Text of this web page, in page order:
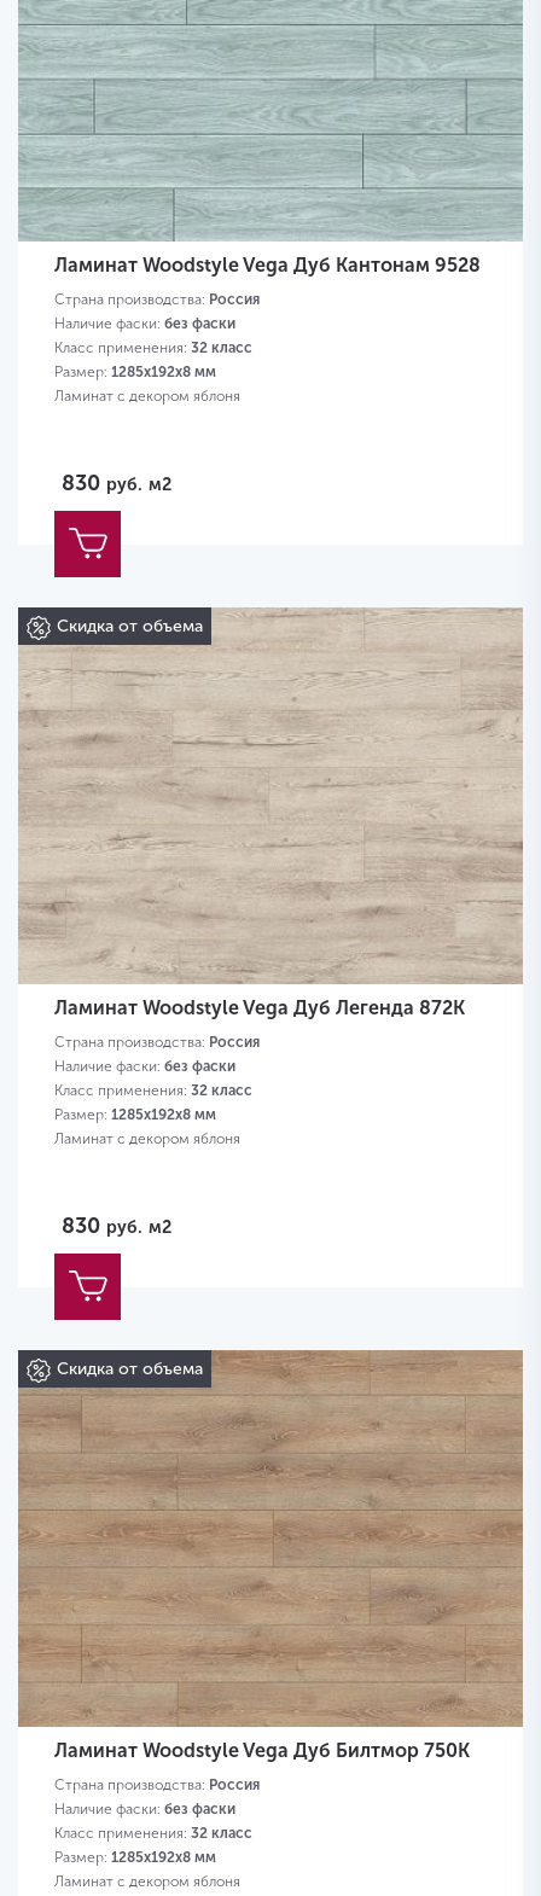
Ламинат Woodstyle Vega Дуб Кантонам 9528
Страна производства: Россия
Наличие фаски: без фаски
Класс применения: 32 класс
Размер: 1285х192х8 мм
Ламинат с декором яблоня
830 руб. м2
Скидка от объема
Ламинат Woodstyle Vega Дуб Легенда 872K
Страна производства: Россия
Наличие фаски: без фаски
Класс применения: 32 класс
Размер: 1285х192х8 мм
Ламинат с декором яблоня
830 руб. м2
Скидка от объема
Ламинат Woodstyle Vega Дуб Билтмор 750K
Страна производства: Россия
Наличие фаски: без фаски
Класс применения: 32 класс
Размер: 1285х192х8 мм
Ламинат с декором яблоня